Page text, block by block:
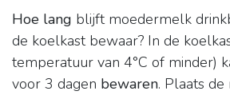
Hoe lang blijft moedermelk
de koelkast bewaar? In de
temperatuur van 4°C of minder)
voor 3 dagen bewaren. Plaats